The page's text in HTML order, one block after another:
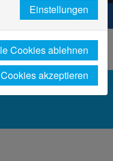
Dein Weg.
dual (B.Sc.)
Einstellungen
Cookies ablehnen
akzeptieren